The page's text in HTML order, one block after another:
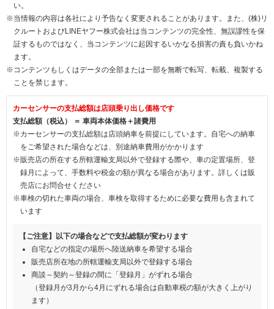
い。
※当情報の内容は各社により予告なく変更されることがあります。また、(株)リ
クルートおよびLINEヤフー株式会社は当コンテンツの完全性、無誤謬性を保
証するものではなく、当コンテンツに起因するいかなる損害の責も負いかね
ます。
※コンテンツもしくはデータの全部または一部を無断で転写、転載、複製する
ことを禁じます。
カーセンサーの支払総額は店頭乗り出し価格です
支払総額（税込） ＝ 車両本体価格＋諸費用
※カーセンサーの支払総額は店頭納車を前提にしています。自宅への納車
をご希望された場合などは、別途納車費用がかかります
※販売店の所在する所轄運輸支局以外で登録する際や、車の定置場所、登
録月によって、手数料や税金の額が異なる場合があります。詳しくは販
売店にお問合せください
※車検の切れた車両の場合、車検を取得するために必要な費用も含まれて
います
【ご注意】以下の場合などで支払総額が変わります
自宅などの指定の場所へ陸送納車を希望する場合
販売店所在地の所轄運輸支局以外で登録する場合
商談～契約～登録の間に「登録月」がずれる場合
（登録月が3月から4月にずれる場合は自動車税の額が大きく上がり
ます）